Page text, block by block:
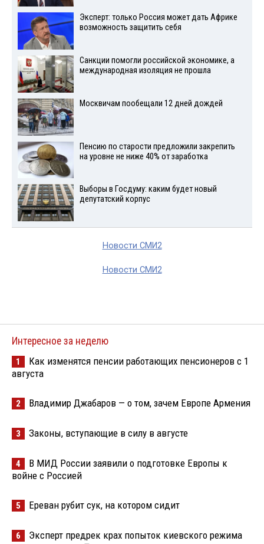
Эксперт: только Россия может дать Африке
возможность защитить себя
Санкции помогли российской экономике, а
международная изоляция не прошла
Москвичам пообещали 12 дней дождей
Пенсию по старости предложили закрепить
на уровне не ниже 40% от заработка
Выборы в Госдуму: каким будет новый
депутатский корпус
Новости СМИ2
Новости СМИ2
Интересное за неделю
1
Как изменятся пенсии работающих пенсионеров с 1
августа
2 Владимир Джабаров — о том, зачем Европе Армения
3 Законы, вступающие в силу в августе
4
В МИД России заявили о подготовке Европы к
войне с Россией
5 Ереван рубит сук, на котором сидит
6
Эксперт предрек крах попыток киевского режима